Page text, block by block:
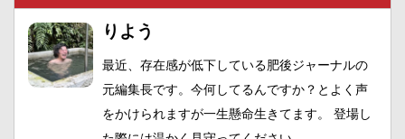
りよう
最近、存在感が低下している肥後ジャーナルの
元編集長です。今何してるんですか？とよく声
をかけられますが一生懸命生きてます。 登場し